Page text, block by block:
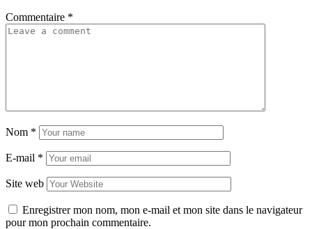
Commentaire *
Nom *
E-mail *
Site web
Enregistrer mon nom, mon e-mail et mon site dans le navigateur
pour mon prochain commentaire.